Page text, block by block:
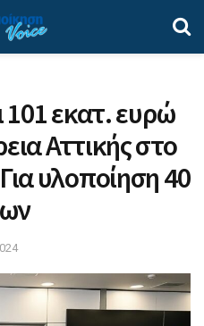
101 εκατ. ευρώ
Αττικής στο
υλοποίηση 40